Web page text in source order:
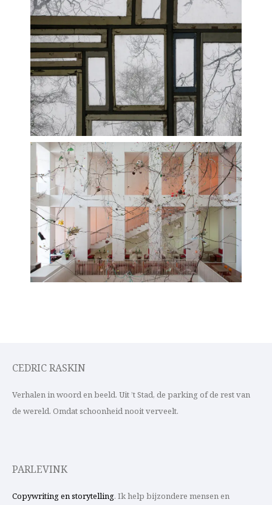
CEDRIC RASKIN
Verhalen in woord en beeld. Uit ’t Stad, de parking of de rest van
de wereld. Omdat schoonheid nooit verveelt.
PARLEVINK
Copywriting en storytelling. Ik help bijzondere mensen en